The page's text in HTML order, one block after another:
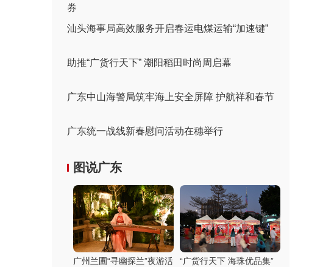
券
汕头海事局高效服务开启春运电煤运输“加速键”
助推“广货行天下” 潮阳稻田时尚周启幕
广东中山海警局筑牢海上安全屏障 护航祥和春节
广东统一战线新春慰问活动在穗举行
图说广东
广州兰圃“寻幽探兰”夜游活
“广货行天下 海珠优品集”